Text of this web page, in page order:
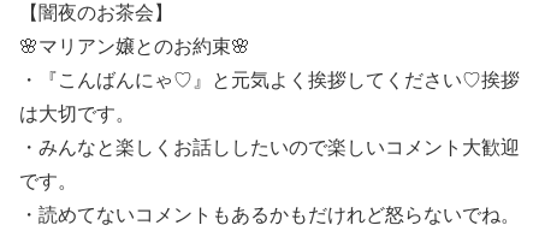
【闇夜のお茶会】
🌸マリアン嬢とのお約束🌸
・『こんばんにゃ♡』と元気よく挨拶してください♡挨拶
は大切です。
・みんなと楽しくお話ししたいので楽しいコメント大歓迎
です。
・読めてないコメントもあるかもだけれど怒らないでね。